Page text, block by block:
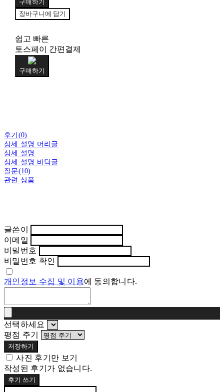
구매하기
장바구니에 담기
쉽고 빠른
토스페이 간편결제
구매하기
후기(0)
상세 설명 머리글
상세 설명
상세 설명 바닥글
질문(10)
관련 상품
글쓴이
이메일
비밀번호
비밀번호 확인
개인정보 수집 및 이용에 동의합니다.
선택하세요
평점 주기
저장하기
사진 후기만 보기
작성된 후기가 없습니다.
후기 쓰기